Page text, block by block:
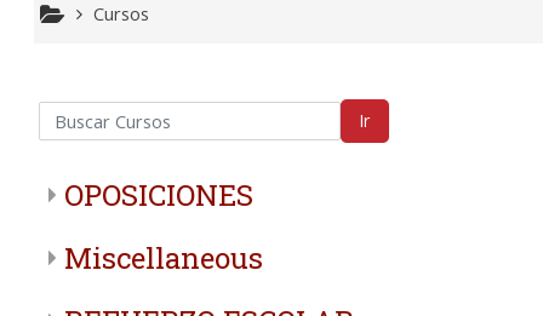
Cursos
Cursos Ir
OPOSICIONES
Miscellaneous